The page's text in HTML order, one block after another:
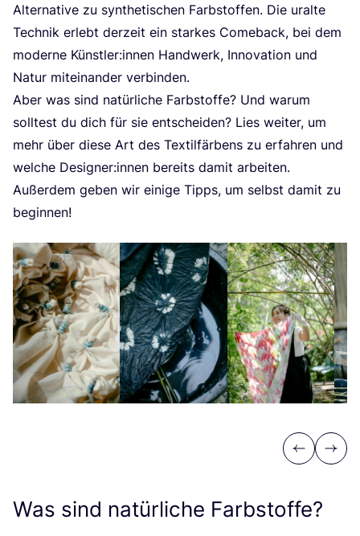
Alter­na­ti­ve zu syn­the­ti­schen Farb­stof­fen. Die uralte
Tech­nik erlebt der­zeit ein star­kes Come­back, bei dem
moder­ne Künstler:innen Hand­werk, Inno­va­ti­on und
Natur mit­ein­an­der verbinden.
Aber was sind natür­li­che Farb­stof­fe? Und war­um
soll­test du dich für sie ent­schei­den? Lies wei­ter, um
mehr über die­se Art des Tex­til­fär­bens zu erfah­ren und
wel­che Designer:innen bereits damit arbei­ten.
Außer­dem geben wir eini­ge Tipps, um selbst damit zu
beginnen!
Previous
Next
Was sind natürliche Farbstoffe?